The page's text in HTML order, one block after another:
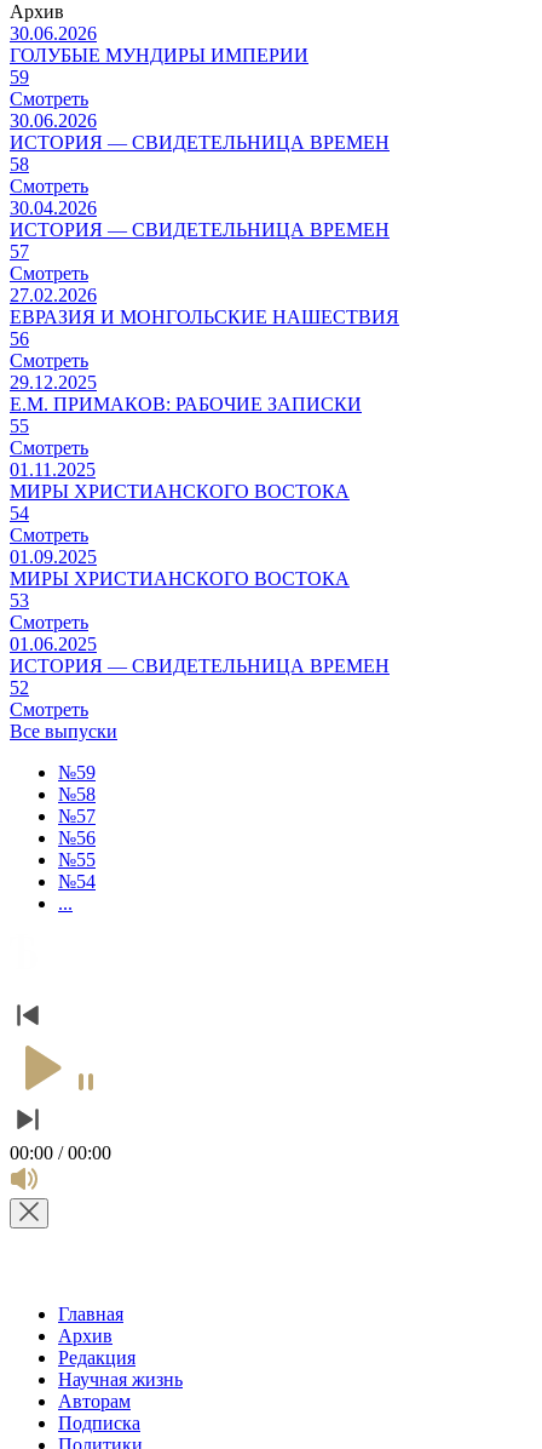
Архив
30.06.2026
ГОЛУБЫЕ МУНДИРЫ ИМПЕРИИ
59
Смотреть
30.06.2026
ИСТОРИЯ — СВИДЕТЕЛЬНИЦА ВРЕМЕН
58
Смотреть
30.04.2026
ИСТОРИЯ — СВИДЕТЕЛЬНИЦА ВРЕМЕН
57
Смотреть
27.02.2026
ЕВРАЗИЯ И МОНГОЛЬСКИЕ НАШЕСТВИЯ
56
Смотреть
29.12.2025
Е.М. ПРИМАКОВ: РАБОЧИЕ ЗАПИСКИ
55
Смотреть
01.11.2025
МИРЫ ХРИСТИАНСКОГО ВОСТОКА
54
Смотреть
01.09.2025
МИРЫ ХРИСТИАНСКОГО ВОСТОКА
53
Смотреть
01.06.2025
ИСТОРИЯ — СВИДЕТЕЛЬНИЦА ВРЕМЕН
52
Смотреть
Все выпуски
№59
№58
№57
№56
№55
№54
...
00:00 / 00:00
Главная
Архив
Редакция
Научная жизнь
Авторам
Подписка